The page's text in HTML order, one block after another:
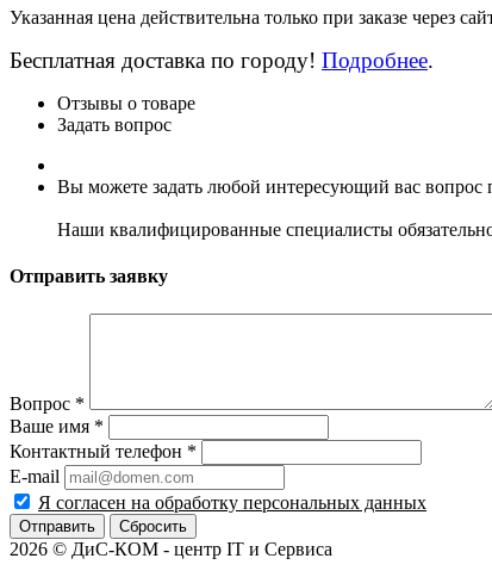
Указанная цена действительна только при заказе через
Бесплатная доставка по городу! Подробнее.
Отзывы о товаре
Задать вопрос
Вы можете задать любой интересующий вас вопрос
Наши квалифицированные специалисты
Отправить заявку
Вопрос *
Ваше имя *
Контактный телефон *
E-mail
Я согласен на обработку персональных данных
Сбросить
2026 © ДиС-КОМ - центр IT и Сервиса